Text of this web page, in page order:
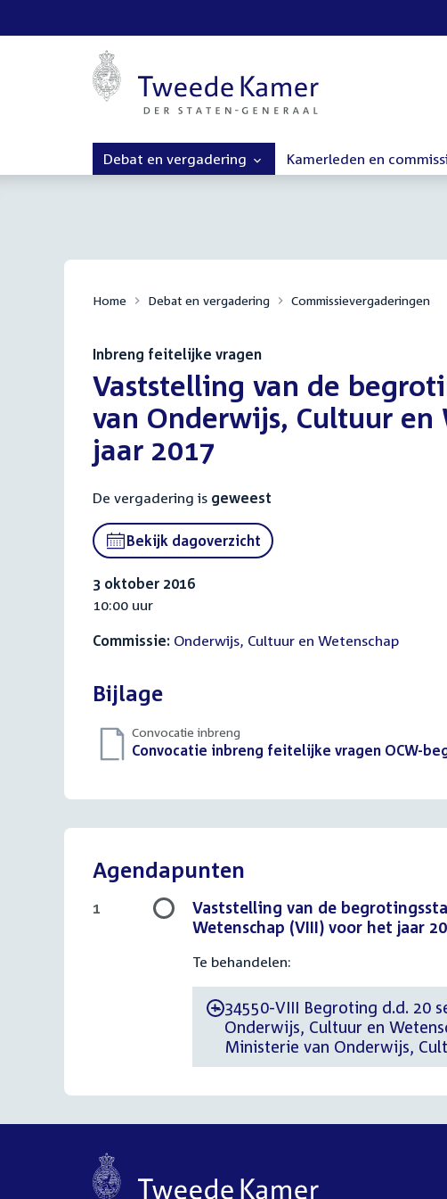
Debat en vergadering Kamerleden en
Home Debat en vergadering Commissievergaderingen
Inbreng feitelijke vragen
:Vaststelling van de
van Onderwijs, Cultuur
jaar 2017
De vergadering is geweest
Bekijk dagoverzicht
3 oktober 2016
10:00 uur
Commissie: Onderwijs, Cultuur en Wetenschap
Bijlage
Convocatie inbreng
Download
Convocatie inbreng feitelijke vragen OCW-
Agendapunten
Vaststelling van de
Wetenschap (VIII) voor het jaar
Te behandelen:
-34550-VIII Begroting d.d. 20
Onderwijs, Cultuur en
Ministerie van Onderwijs,
1